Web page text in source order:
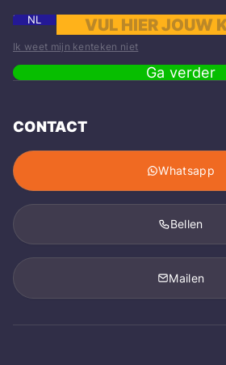
NL
Ik weet mijn kenteken niet
Ga verder
CONTACT
Whatsapp
Bellen
Mailen